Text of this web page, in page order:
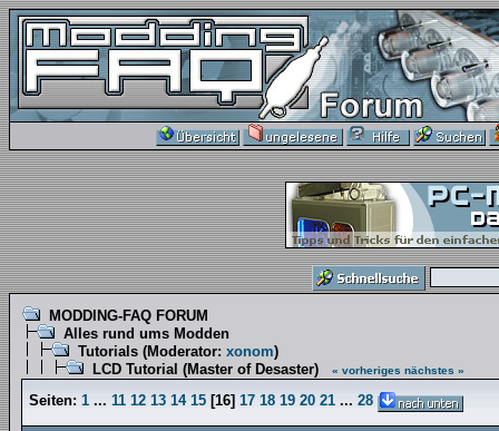
MODDING-FAQ FORUM
Alles rund ums Modden
Tutorials (Moderator: xonom)
LCD Tutorial (Master of Desaster)
« vorheriges nächstes »
Seiten: 1 ... 11 12 13 14 15 [16] 17 18 19 20 21 ... 28